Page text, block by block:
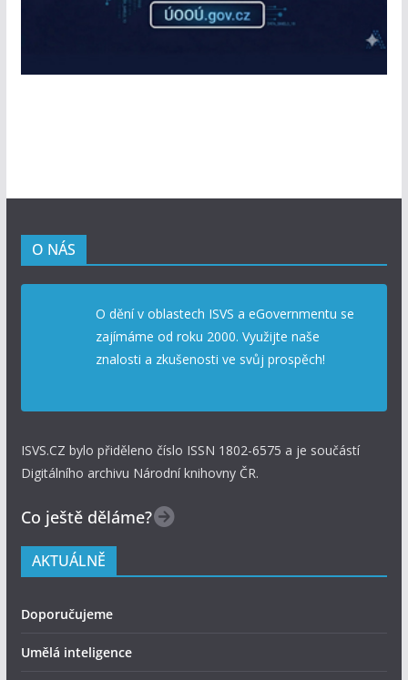
O NÁS
O dění v oblastech ISVS a eGovernmentu se
zajímáme od roku 2000. Využijte naše
znalosti a zkušenosti ve svůj prospěch!
ISVS.CZ bylo přiděleno číslo ISSN 1802-6575 a je součástí
Digitálního archivu Národní knihovny ČR.
Co ještě děláme?
AKTUÁLNĚ
Doporučujeme
Umělá inteligence